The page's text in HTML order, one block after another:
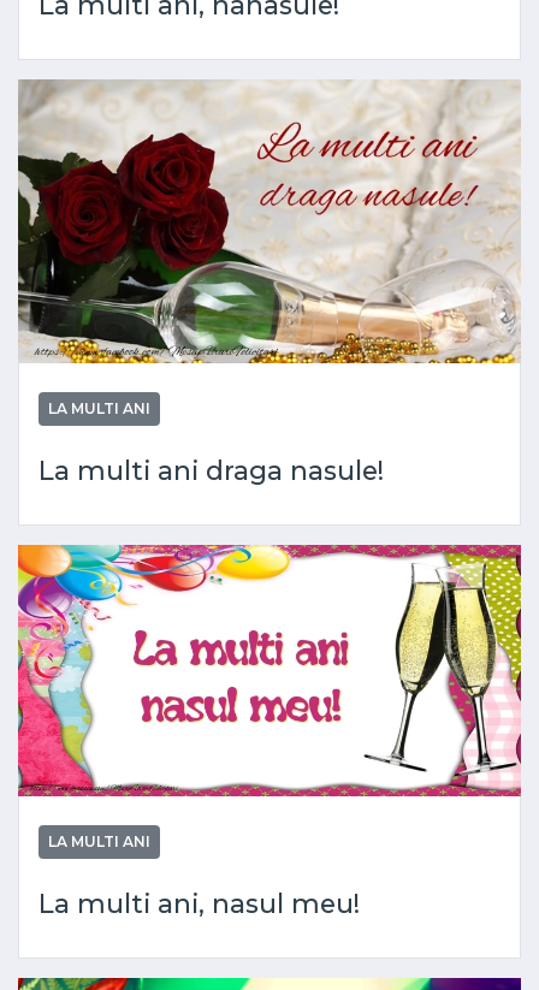
LA MULTI ANI
La multi ani draga nasule!
LA MULTI ANI
La multi ani, nasul meu!